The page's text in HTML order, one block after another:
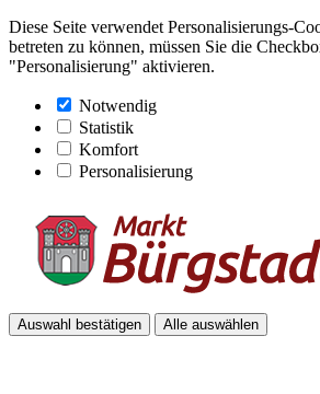
Diese Seite verwendet Personalisierungs-
betreten zu können, müssen Sie die
"Personalisierung" aktivieren.
Notwendig
Statistik
Komfort
Personalisierung
Auswahl bestätigen Alle auswählen